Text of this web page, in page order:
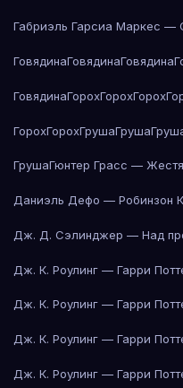
Габриэль Гарсиа Маркес —
ГовядинаГовядинаГовядина
ГовядинаГорохГорохГорох
ГорохГорохГрушаГруша
ГрушаГюнтер Грасс —
Даниэль Дефо — Робинзон
Дж. Д. Сэлинджер — Над
Дж. К. Роулинг — Гарри
Дж. К. Роулинг — Гарри
Дж. К. Роулинг — Гарри
Дж. К. Роулинг — Гарри